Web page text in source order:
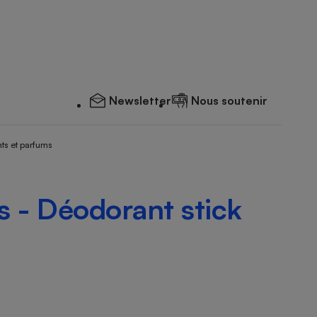
Newsletter Nous soutenir
et parfums
- Déodorant stick